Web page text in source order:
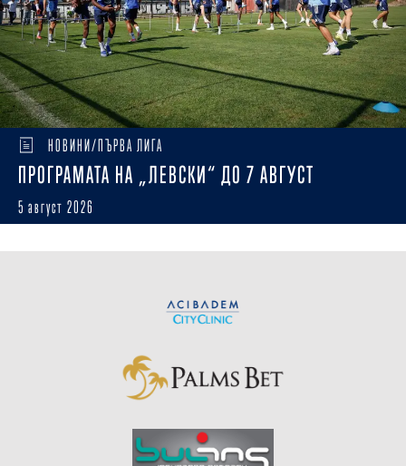
НОВИНИ/ПЪРВА ЛИГА
ПРОГРАМАТА НА „ЛЕВСКИ“ ДО 7 АВГУСТ
5 август 2026